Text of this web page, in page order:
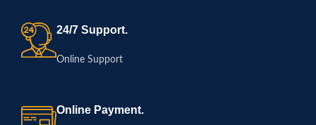
24/7 Support.
Online Support
Online Payment.